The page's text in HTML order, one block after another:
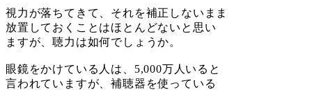
視力が落ちてきて、それを補正しないまま
放置しておくことはほとんどないと思い
ますが、聴力は如何でしょうか。
眼鏡をかけている人は、5,000万人いると
言われていますが、補聴器を使っている